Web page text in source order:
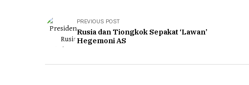
PREVIOUS POST
Rusia dan Tiongkok Sepakat ‘Lawan’
Hegemoni AS